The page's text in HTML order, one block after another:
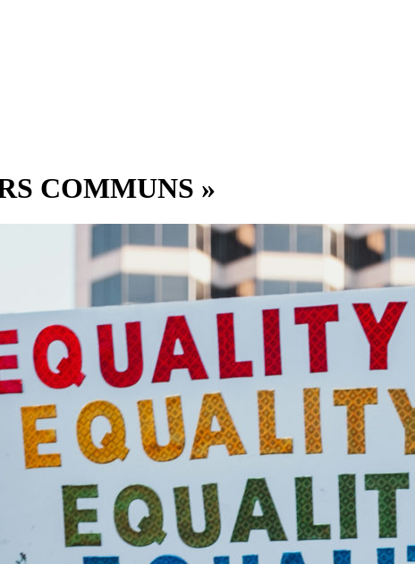
COMMUNS »